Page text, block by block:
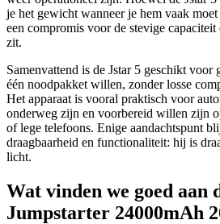
je het gewicht wanneer je hem vaak
een compromis voor de stevige
zit.
Samenvattend is de Jstar 5 geschikt voor
één noodpakket willen, zonder losse
Het apparaat is vooral praktisch voor
onderweg zijn en voorbereid willen zijn
of lege telefoons. Enige aandachtspunt
draagbaarheid en functionaliteit: hij is
licht.
Wat vinden we goed aan
Jumpstarter 24000mAh